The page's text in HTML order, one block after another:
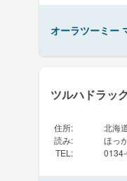
オーラツーミー
ツルハドラッ
住所:
北海
読み:
ほっ
TEL :